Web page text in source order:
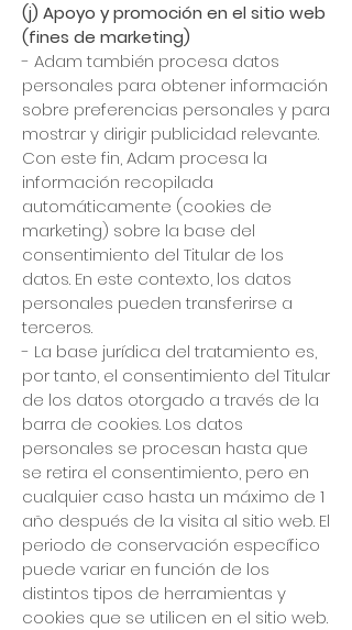
(j) Apoyo y promoción en el sitio web
(fines de marketing)
- Adam también procesa datos
personales para obtener información
sobre preferencias personales y para
mostrar y dirigir publicidad relevante.
Con este fin, Adam procesa la
información recopilada
automáticamente (cookies de
marketing) sobre la base del
consentimiento del Titular de los
datos. En este contexto, los datos
personales pueden transferirse a
terceros.
- La base jurídica del tratamiento es,
por tanto, el consentimiento del Titular
de los datos otorgado a través de la
barra de cookies. Los datos
personales se procesan hasta que
se retira el consentimiento, pero en
cualquier caso hasta un máximo de 1
año después de la visita al sitio web. El
periodo de conservación específico
puede variar en función de los
distintos tipos de herramientas y
cookies que se utilicen en el sitio web.